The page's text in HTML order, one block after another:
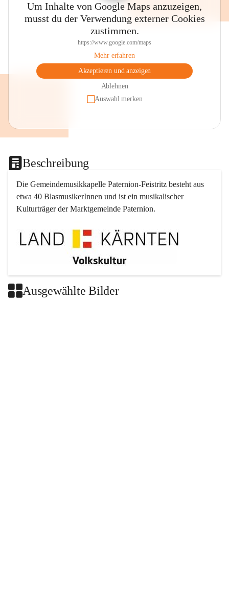
Um Inhalte von Google Maps anzuzeigen,
musst du der Verwendung externer Cookies
zustimmen.
https://www.google.com/maps
Mehr erfahren
Akzeptieren und anzeigen
Ablehnen
Auswahl merken
Beschreibung
Die Gemeindemusikkapelle Paternion-Feistritz besteht aus
etwa 40 BlasmusikerInnen und ist ein musikalischer
Kulturträger der Marktgemeinde Paternion.
Ausgewählte Bilder